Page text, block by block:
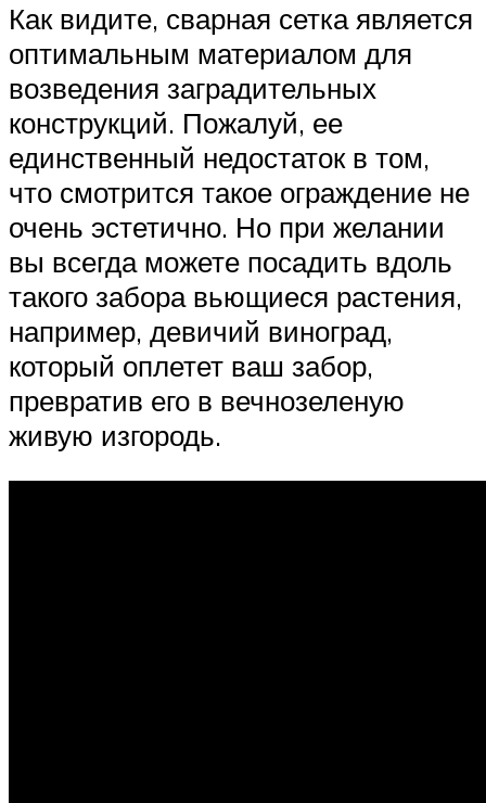
Как видите, сварная сетка является
оптимальным материалом для
возведения заградительных
конструкций. Пожалуй, ее
единственный недостаток в том,
что смотрится такое ограждение не
очень эстетично. Но при желании
вы всегда можете посадить вдоль
такого забора вьющиеся растения,
например, девичий виноград,
который оплетет ваш забор,
превратив его в вечнозеленую
живую изгородь.